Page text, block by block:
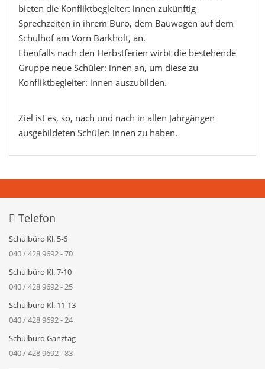
bieten die Konfliktbegleiter: innen zukünftig
Sprechzeiten in ihrem Büro, dem Bauwagen auf dem
Schulhof am Vörn Barkholt, an.
Ebenfalls nach den Herbstferien wirbt die bestehende
Gruppe neue Schüler: innen an, um diese zu
Konfliktbegleiter: innen auszubilden.
Ziel ist es, so, nach und nach in allen Jahrgängen
ausgebildeten Schüler: innen zu haben.
Telefon
Schulbüro Kl. 5-6
040 / 428 9692 - 70
Schulbüro Kl. 7-10
040 / 428 9692 - 25
Schulbüro Kl. 11-13
040 / 428 9692 - 24
Schulbüro Ganztag
040 / 428 9692 - 83